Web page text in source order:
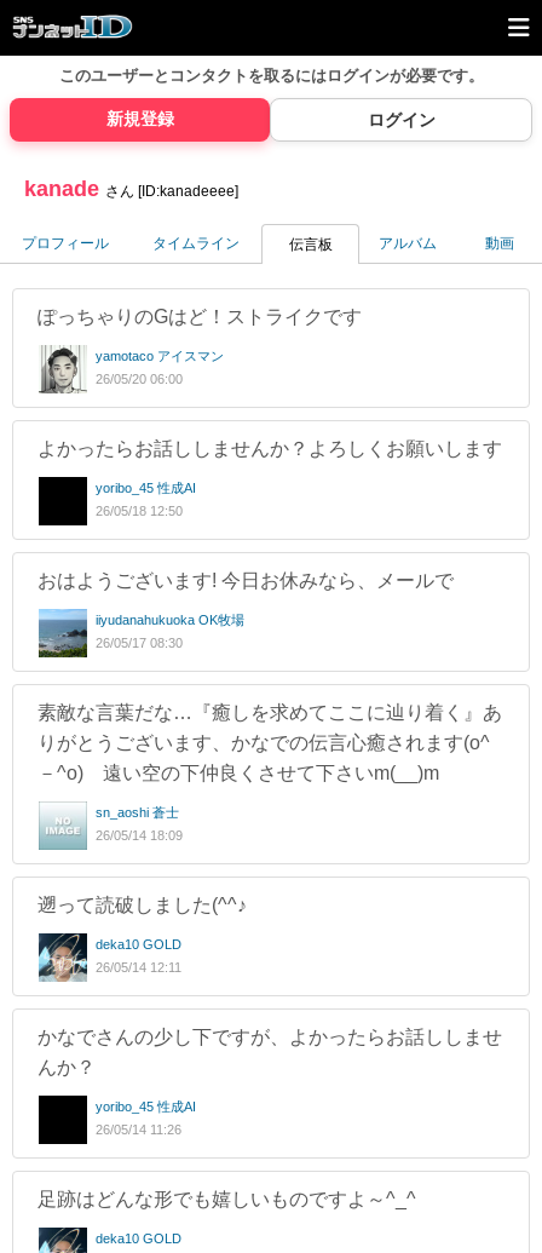
このユーザーとコンタクトを取るにはログインが必要です。
新規登録 ログイン
kanade さん [ID:kanadeeee]
プロフィール タイムライン 伝言板 アルバム 動画
ぽっちゃりのGはど！ストライクです
yamotaco アイスマン
26/05/20 06:00
よかったらお話ししませんか？よろしくお願いします
yoribo_45 性成AI
26/05/18 12:50
おはようございます! 今日お休みなら、メールで
iiyudanahukuoka OK牧場
26/05/17 08:30
素敵な言葉だな…『癒しを求めてここに辿り着く』あ
りがとうございます、かなでの伝言心癒されます(o^
－^o) 遠い空の下仲良くさせて下さいm(__)m
sn_aoshi 蒼士
26/05/14 18:09
遡って読破しました(^^♪
deka10 GOLD
26/05/14 12:11
かなでさんの少し下ですが、よかったらお話ししませ
んか？
yoribo_45 性成AI
26/05/14 11:26
足跡はどんな形でも嬉しいものですよ～^_^
deka10 GOLD